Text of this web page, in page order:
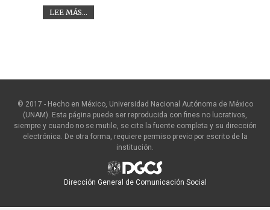
LEE MÁS...
© 2017 - Hecho en México, Universidad Nacional Autónoma de México
(UNAM). Esta página puede ser reproducida con fines no lucrativos,
siempre y cuando no se mutile, se cite la fuente completa y su dirección
electrónica. De otra forma, requiere permiso previo por escrito de la
institución.
Dirección General de Comunicación Social